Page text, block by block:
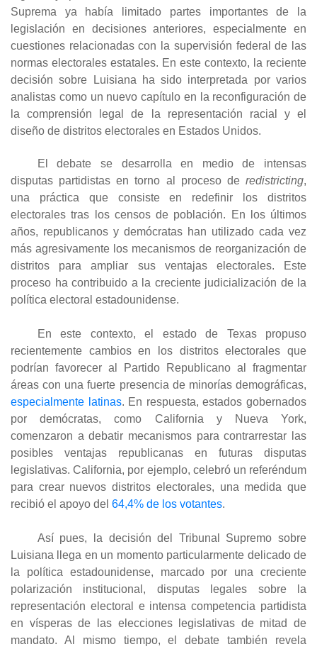
Suprema ya había limitado partes importantes de la
legislación en decisiones anteriores, especialmente en
cuestiones relacionadas con la supervisión federal de las
normas electorales estatales. En este contexto, la reciente
decisión sobre Luisiana ha sido interpretada por varios
analistas como un nuevo capítulo en la reconfiguración de
la comprensión legal de la representación racial y el
diseño de distritos electorales en Estados Unidos.
El debate se desarrolla en medio de intensas
disputas partidistas en torno al proceso de redistricting,
una práctica que consiste en redefinir los distritos
electorales tras los censos de población. En los últimos
años, republicanos y demócratas han utilizado cada vez
más agresivamente los mecanismos de reorganización de
distritos para ampliar sus ventajas electorales. Este
proceso ha contribuido a la creciente judicialización de la
política electoral estadounidense.
En este contexto, el estado de Texas propuso
recientemente cambios en los distritos electorales que
podrían favorecer al Partido Republicano al fragmentar
áreas con una fuerte presencia de minorías demográficas,
especialmente latinas. En respuesta, estados gobernados
por demócratas, como California y Nueva York,
comenzaron a debatir mecanismos para contrarrestar las
posibles ventajas republicanas en futuras disputas
legislativas. California, por ejemplo, celebró un referéndum
para crear nuevos distritos electorales, una medida que
recibió el apoyo del 64,4% de los votantes.
Así pues, la decisión del Tribunal Supremo sobre
Luisiana llega en un momento particularmente delicado de
la política estadounidense, marcado por una creciente
polarización institucional, disputas legales sobre la
representación electoral e intensa competencia partidista
en vísperas de las elecciones legislativas de mitad de
mandato. Al mismo tiempo, el debate también revela